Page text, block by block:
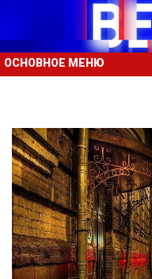
ОСНОВНОЕ МЕНЮ